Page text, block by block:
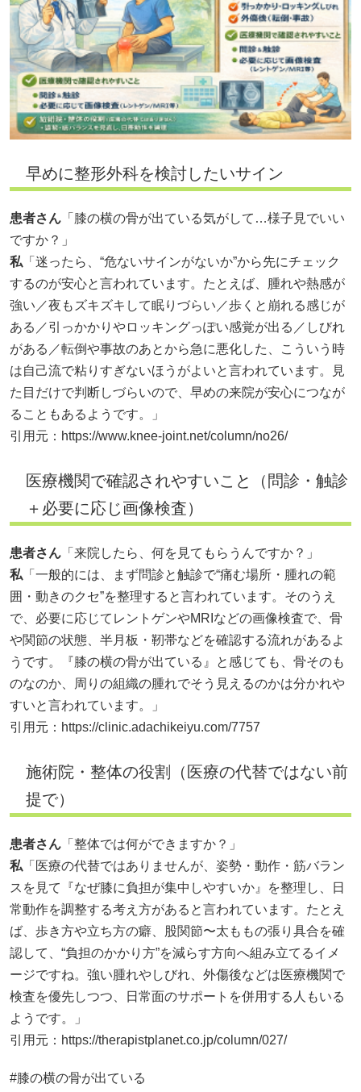
早めに整形外科を検討したいサイン
患者さん 「膝の横の骨が出ている気がして…様子見でいい
ですか？」
私 「迷ったら、“危ないサインがないか”から先にチェック
するのが安心と言われています。たとえば、腫れや熱感が
強い／夜もズキズキして眠りづらい／歩くと崩れる感じが
ある／引っかかりやロッキングっぽい感覚が出る／しびれ
がある／転倒や事故のあとから急に悪化した、こういう時
は自己流で粘りすぎないほうがよいと言われています。見
た目だけで判断しづらいので、早めの来院が安心につなが
ることもあるようです。」
引用元： https://www.knee-joint.net/column/no26/
医療機関で確認されやすいこと（問診・触診
＋必要に応じ画像検査）
患者さん 「来院したら、何を見てもらうんですか？」
私 「一般的には、まず問診と触診で“痛む場所・腫れの範
囲・動きのクセ”を整理すると言われています。そのうえ
で、必要に応じてレントゲンやMRIなどの画像検査で、骨
や関節の状態、半月板・靭帯などを確認する流れがあるよ
うです。『膝の横の骨が出ている』と感じても、骨そのも
のなのか、周りの組織の腫れでそう見えるのかは分かれや
すいと言われています。」
引用元： https://clinic.adachikeiyu.com/7757
施術院・整体の役割（医療の代替ではない前
提で）
患者さん 「整体では何ができますか？」
私 「医療の代替ではありませんが、姿勢・動作・筋バラン
スを見て『なぜ膝に負担が集中しやすいか』を整理し、日
常動作を調整する考え方があると言われています。たとえ
ば、歩き方や立ち方の癖、股関節〜太ももの張り具合を確
認して、“負担のかかり方”を減らす方向へ組み立てるイメ
ージですね。強い腫れやしびれ、外傷後などは医療機関で
検査を優先しつつ、日常面のサポートを併用する人もいる
ようです。」
引用元： https://therapistplanet.co.jp/column/027/
#膝の横の骨が出ている